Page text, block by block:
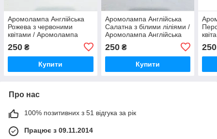
Аромолампа Англійська
Рожева з червоними
квітами / Аромолампа
червоними квітами 9x9x9
см
250 ₴
Купити
Аромолампа Англійська
Салатна з білими ліліями /
Аромолампа Англійська
Салатна з білими ліліями
9x9x9 см
250₴
Купити
250
Про нас
100% позитивних з 51 відгука за рік
Працює з 09.11.2014